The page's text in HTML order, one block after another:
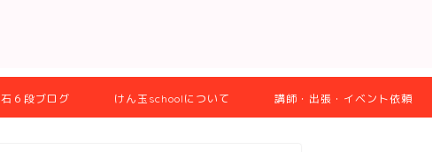
６段ブログ けん玉schoolについて 講師・出張・イベント依頼